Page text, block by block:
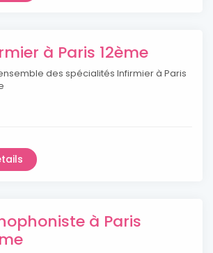
à Paris 12ème
des spécialités Infirmier à Paris
à Paris